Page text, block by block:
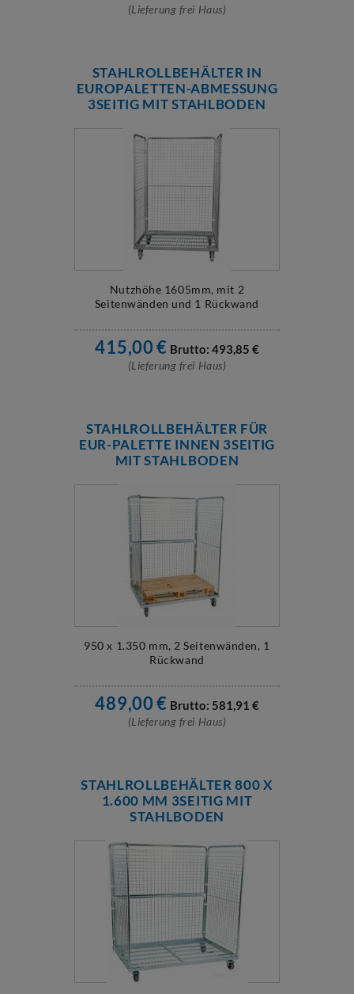
(Lieferung frei Haus)
STAHLROLLBEHÄLTER IN
EUROPALETTEN-ABMESSUNG
3SEITIG MIT STAHLBODEN
Nutzhöhe 1605mm, mit 2
Seitenwänden und 1 Rückwand
415,00€ Brutto:493,85 €
(Lieferung frei Haus)
STAHLROLLBEHÄLTER FÜR
EUR-PALETTE INNEN 3SEITIG
MIT STAHLBODEN
950 x 1.350 mm, 2 Seitenwänden, 1
Rückwand
489,00€ Brutto: 581,91 €
(Lieferung frei Haus)
STAHLROLLBEHÄLTER 800 X
1.600 MM 3SEITIG MIT
STAHLBODEN